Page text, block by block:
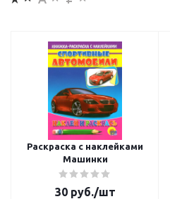
Раскраска с наклейками
Машинки
30руб./шт